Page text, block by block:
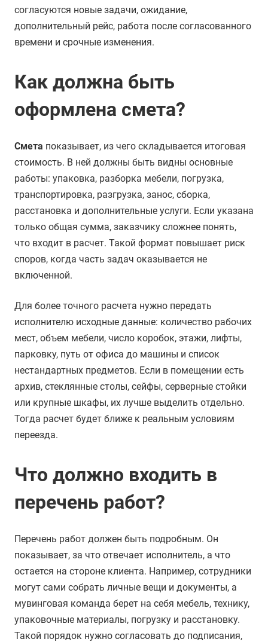
согласуются новые задачи, ожидание,
дополнительный рейс, работа после согласованного
времени и срочные изменения.
Как должна быть
оформлена смета?
Смета показывает, из чего складывается итоговая
стоимость. В ней должны быть видны основные
работы: упаковка, разборка мебели, погрузка,
транспортировка, разгрузка, занос, сборка,
расстановка и дополнительные услуги. Если указана
только общая сумма, заказчику сложнее понять,
что входит в расчет. Такой формат повышает риск
споров, когда часть задач оказывается не
включенной.
Для более точного расчета нужно передать
исполнителю исходные данные: количество рабочих
мест, объем мебели, число коробок, этажи, лифты,
парковку, путь от офиса до машины и список
нестандартных предметов. Если в помещении есть
архив, стеклянные столы, сейфы, серверные стойки
или крупные шкафы, их лучше выделить отдельно.
Тогда расчет будет ближе к реальным условиям
переезда.
Что должно входить в
перечень работ?
Перечень работ должен быть подробным. Он
показывает, за что отвечает исполнитель, а что
остается на стороне клиента. Например, сотрудники
могут сами собрать личные вещи и документы, а
мувинговая команда берет на себя мебель, технику,
упаковочные материалы, погрузку и расстановку.
Такой порядок нужно согласовать до подписания,